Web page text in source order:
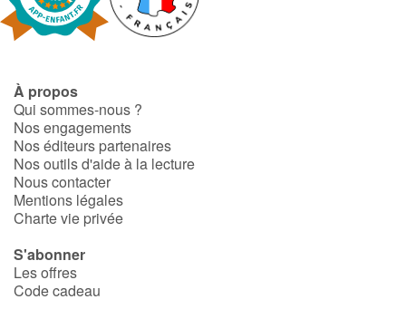
Fable, mythe, littérature et poésie
Ogres, monstres et sorcières
Héroïnes et héros
Écologie, nature, saisons
Les animaux
Voyage, épopée, enquête, aventure
À propos
Qui sommes-nous ?
Nos engagements
Nos éditeurs partenaires
Nos outils d'aide à la lecture
Nous contacter
Mentions légales
Charte vie privée
S'abonner
Les offres
Code cadeau